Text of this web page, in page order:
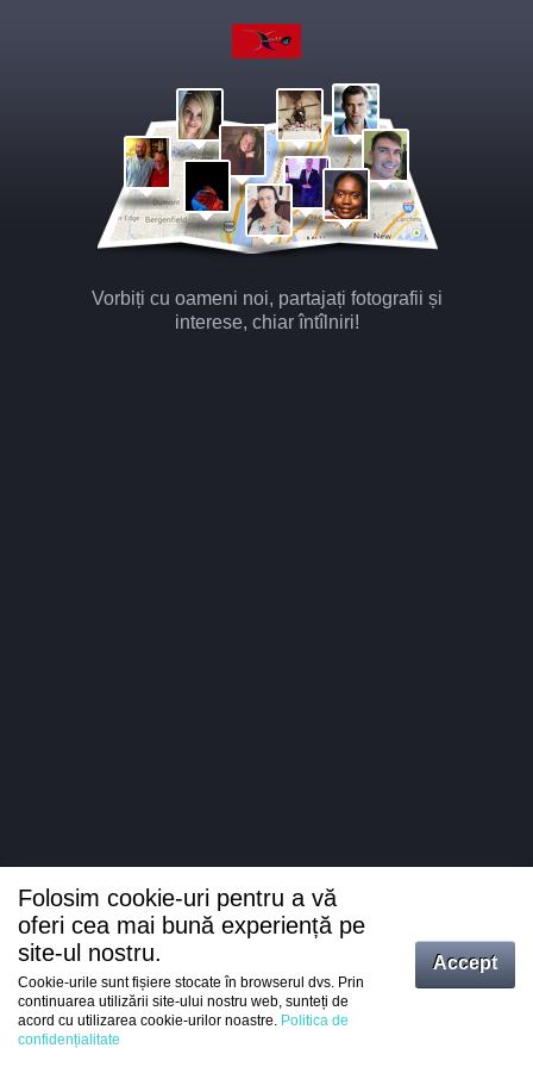
Vorbiți cu oameni noi, partajați fotografii și
interese, chiar întîlniri!
Intrați
Folosim cookie-uri pentru a vă
oferi cea mai bună experiență pe
site-ul nostru.
Cookie-urile sunt fișiere stocate în browserul dvs. Prin
continuarea utilizării site-ului nostru web, sunteți de
acord cu utilizarea cookie-urilor noastre. Politica de
confidențialitate
Accept